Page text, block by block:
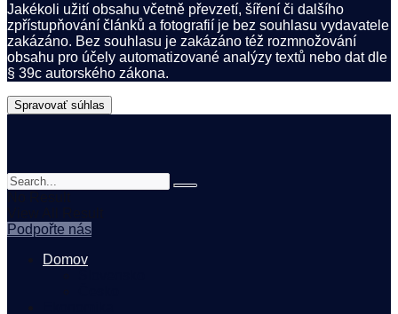
Jakékoli užití obsahu včetně převzetí, šíření či dalšího
zpřístupňování článků a fotografií je bez souhlasu vydavatele
zakázáno. Bez souhlasu je zakázáno též rozmnožování
obsahu pro účely automatizované analýzy textů nebo dat dle
§ 39c autorského zákona.
Spravovať súhlas
Podpořte nás
Domov